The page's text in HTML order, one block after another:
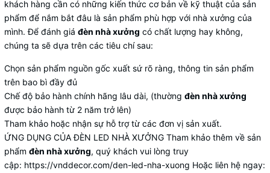
khách hàng cần có những kiến thức cơ bản về kỹ thuật của sản
phẩm để nắm bắt đâu là sản phẩm phù hợp với nhà xưởng của
mình. Để đánh giá đèn nhà xưởng có chất lượng hay không,
chúng ta sẽ dựa trên các tiêu chí sau:
Chọn sản phẩm nguồn gốc xuất sứ rõ ràng, thông tin sản phẩm
trên bao bì đầy đủ
Chế độ bảo hành chính hãng lâu dài, (thường đèn nhà xưởng
được bảo hành từ 2 năm trở lên)
Tham khảo hoặc nhận sự hỗ trợ từ các đơn vị sản xuất.
ỨNG DỤNG CỦA ĐÈN LED NHÀ XƯỞNG Tham khảo thêm về sản
phẩm đèn nhà xưởng, quý khách vui lòng truy
cập: https://vnddecor.com/den-led-nha-xuong Hoặc liên hệ ngay: